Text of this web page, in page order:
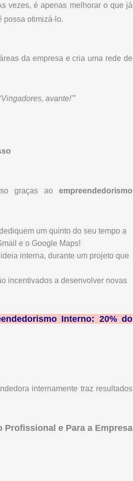
vezes, é apenas melhorar o que já
possa otimizá-lo.
da empresa e cria uma rede de
avante!'”
graças ao empreendedorismo
um quinto do seu tempo a
e o Google Maps!
interna, durante um projeto que
incentivados a desenvolver novas
Interno: 20% do
internamente traz resultados
e Para a Empresa